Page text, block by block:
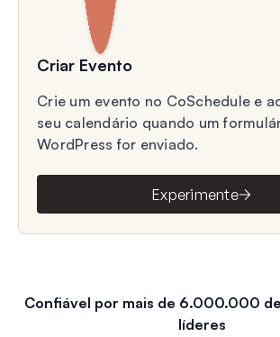
Criar Evento
Crie um evento no CoSchedule e
seu calendário quando um
WordPress for enviado.
Experimente
Confiável por mais de 6.000.000
líderes